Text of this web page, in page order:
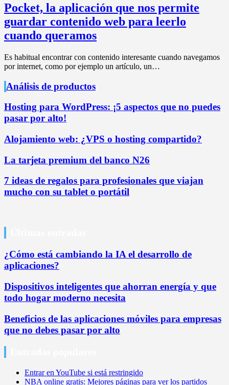
Pocket, la aplicación que nos permite
guardar contenido web para leerlo
cuando queramos
Es habitual encontrar con contenido interesante cuando navegamos
por internet, como por ejemplo un artículo, un…
Análisis de productos
Hosting para WordPress: ¡5 aspectos que no puedes
pasar por alto!
Alojamiento web: ¿VPS o hosting compartido?
La tarjeta premium del banco N26
7 ideas de regalos para profesionales que viajan
mucho con su tablet o portátil
¿Cómo está cambiando la IA el desarrollo de
aplicaciones?
Dispositivos inteligentes que ahorran energía y que
todo hogar moderno necesita
Beneficios de las aplicaciones móviles para empresas
que no debes pasar por alto
Entrar en YouTube si está restringido
NBA online gratis: Mejores páginas para ver los partidos